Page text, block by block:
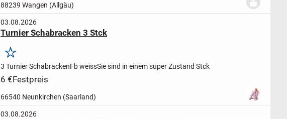
88239 Wangen (Allgäu)
03.08.2026
Turnier Schabracken 3 Stck
Merken
3 Turnier SchabrackenFb weissSie sind in einem super Zustand Stck
6 €Festpreis
66540 Neunkirchen (Saarland)
03.08.2026